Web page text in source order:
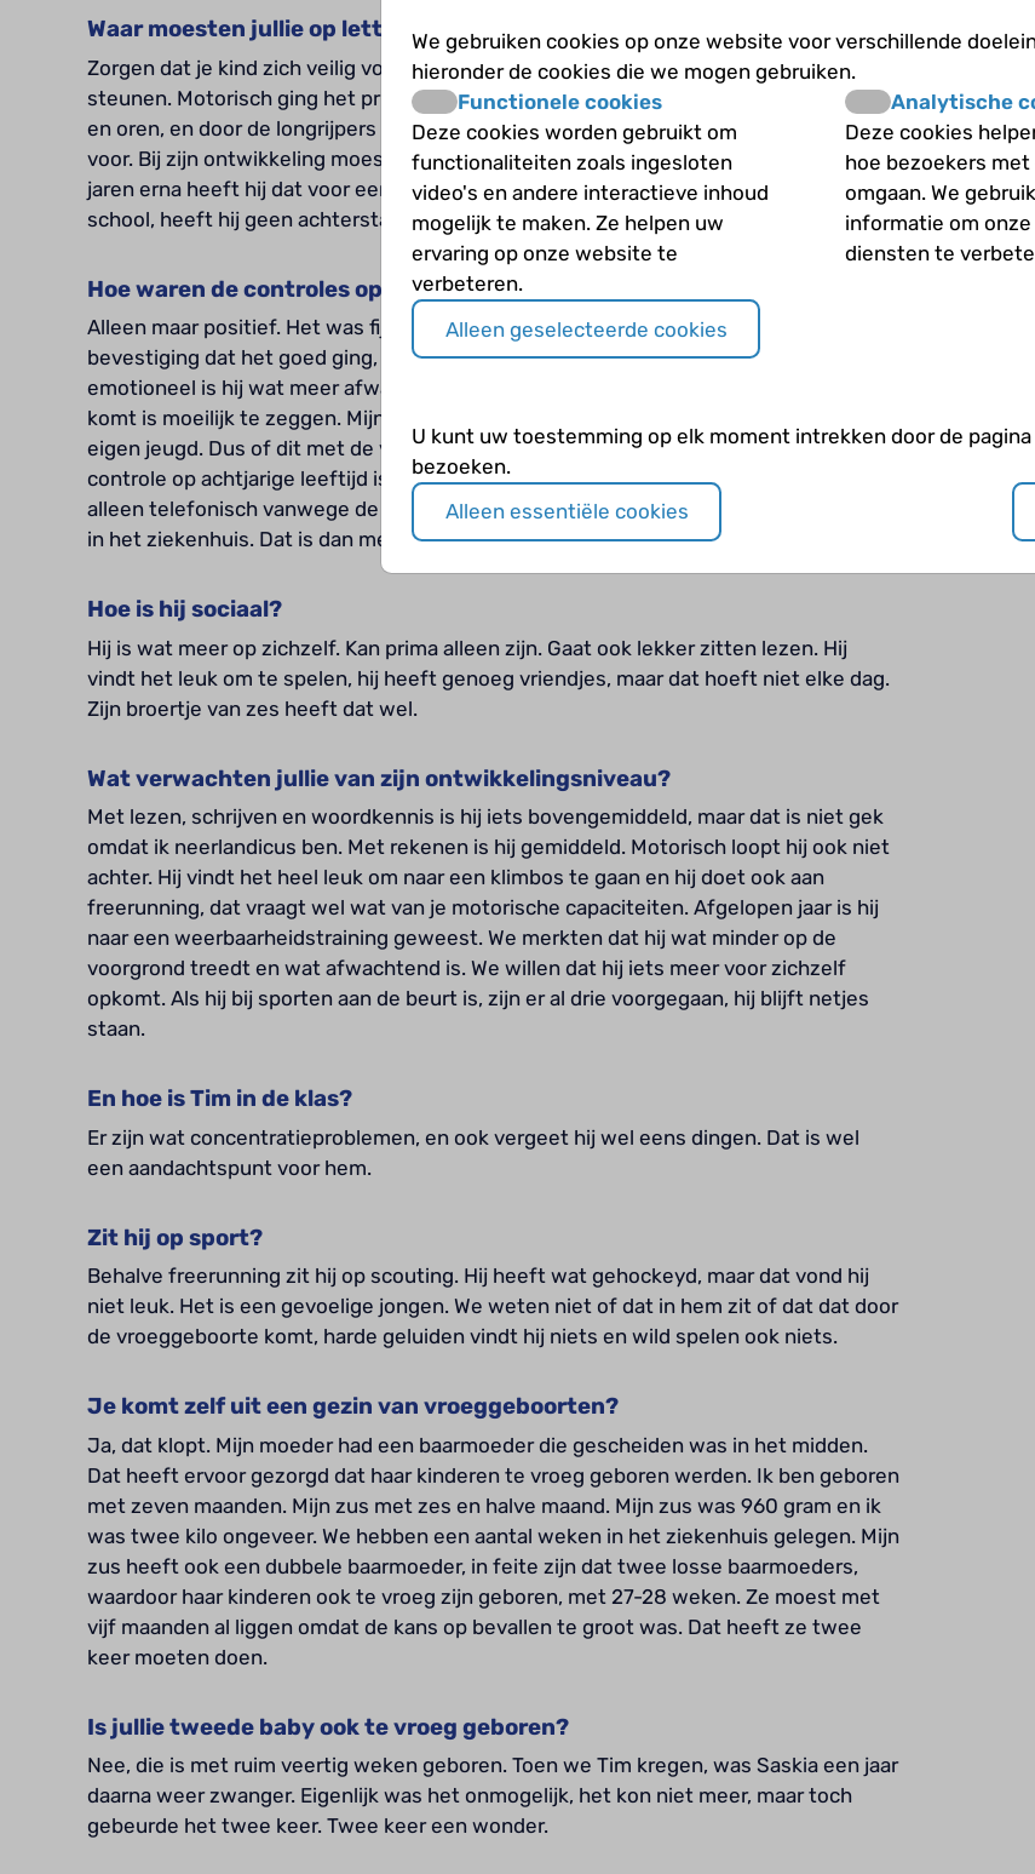
Waar moesten jullie op letten?
Zorgen dat je kind zich veilig voelt, geborgenheid bieden en zijn ontwikkeling
steunen. Motorisch ging het prima met hem. Hij had geen problemen met zijn ogen
en oren, en door de longrijpers ook niet met zijn longen. Dat komt wel regelmatig
voor. Bij zijn ontwikkeling moesten we corrigeren voor zijn werkelijke leeftijd. De
jaren erna heeft hij dat voor een deel wel ingehaald. Als je ziet waar hij nu zit op
school, heeft hij geen achterstand meer. We rekenen nu met zijn echte leeftijd.
Hoe waren de controles op de follow-uppoli?
Alleen maar positief. Het was fijn te horen dat hij het goed doet en voor ons een
bevestiging dat het goed ging, dat idee hadden wij ook. Cognitief doet hij het goed,
emotioneel is hij wat meer afwachtend, hij maakt minder snel contact. Waar dat door
komt is moeilijk te zeggen. Mijn vrouw en in herkennen het wel een beetje uit onze
eigen jeugd. Dus of dit met de vroeggeboorte te maken heeft, is niet duidelijk. De
controle op achtjarige leeftijd is een paar weken geleden verricht. Dat kon eerst
alleen telefonisch vanwege de corona, maar wordt binnenkort nog fysiek overgedaan
in het ziekenhuis. Dat is dan meteen de laatste controle.
Hoe is hij sociaal?
Hij is wat meer op zichzelf. Kan prima alleen zijn. Gaat ook lekker zitten lezen. Hij
vindt het leuk om te spelen, hij heeft genoeg vriendjes, maar dat hoeft niet elke dag.
Zijn broertje van zes heeft dat wel.
Wat verwachten jullie van zijn ontwikkelingsniveau?
Met lezen, schrijven en woordkennis is hij iets bovengemiddeld, maar dat is niet gek
omdat ik neerlandicus ben. Met rekenen is hij gemiddeld. Motorisch loopt hij ook niet
achter. Hij vindt het heel leuk om naar een klimbos te gaan en hij doet ook aan
freerunning, dat vraagt wel wat van je motorische capaciteiten. Afgelopen jaar is hij
naar een weerbaarheidstraining geweest. We merkten dat hij wat minder op de
voorgrond treedt en wat afwachtend is. We willen dat hij iets meer voor zichzelf
opkomt. Als hij bij sporten aan de beurt is, zijn er al drie voorgegaan, hij blijft netjes
staan.
En hoe is Tim in de klas?
Er zijn wat concentratieproblemen, en ook vergeet hij wel eens dingen. Dat is wel
een aandachtspunt voor hem.
Zit hij op sport?
Behalve freerunning zit hij op scouting. Hij heeft wat gehockeyd, maar dat vond hij
niet leuk. Het is een gevoelige jongen. We weten niet of dat in hem zit of dat dat door
de vroeggeboorte komt, harde geluiden vindt hij niets en wild spelen ook niets.
Je komt zelf uit een gezin van vroeggeboorten?
Ja, dat klopt. Mijn moeder had een baarmoeder die gescheiden was in het midden.
Dat heeft ervoor gezorgd dat haar kinderen te vroeg geboren werden. Ik ben geboren
met zeven maanden. Mijn zus met zes en halve maand. Mijn zus was 960 gram en ik
was twee kilo ongeveer. We hebben een aantal weken in het ziekenhuis gelegen. Mijn
zus heeft ook een dubbele baarmoeder, in feite zijn dat twee losse baarmoeders,
waardoor haar kinderen ook te vroeg zijn geboren, met 27-28 weken. Ze moest met
vijf maanden al liggen omdat de kans op bevallen te groot was. Dat heeft ze twee
keer moeten doen.
Is jullie tweede baby ook te vroeg geboren?
Nee, die is met ruim veertig weken geboren. Toen we Tim kregen, was Saskia een jaar
daarna weer zwanger. Eigenlijk was het onmogelijk, het kon niet meer, maar toch
gebeurde het twee keer. Twee keer een wonder.
We gebruiken cookies op onze website voor verschillende
hieronder de cookies die we mogen gebruiken.
Functionele cookies
Deze cookies worden gebruikt om
functionaliteiten zoals ingesloten
video's en andere interactieve inhoud
mogelijk te maken. Ze helpen uw
ervaring op onze website te
verbeteren.
Analytische
Deze cookies
hoe bezoekers
omgaan. We
informatie om
diensten te
Alleen geselecteerde cookies
U kunt uw toestemming op elk moment intrekken door de
bezoeken.
Alleen essentiële cookies